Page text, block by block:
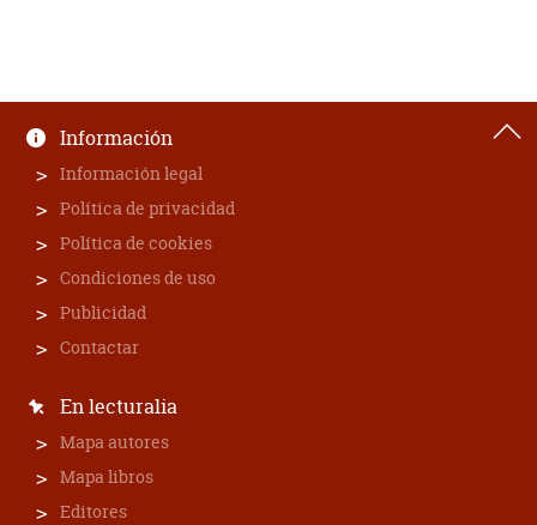
Información
Información legal
Política de privacidad
Política de cookies
Condiciones de uso
Publicidad
Contactar
En lecturalia
Mapa autores
Mapa libros
Editores